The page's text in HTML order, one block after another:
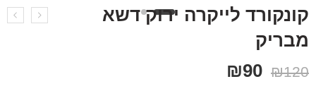
קונקורד לייקרה ירוק דשא
מבריק
₪120
₪90